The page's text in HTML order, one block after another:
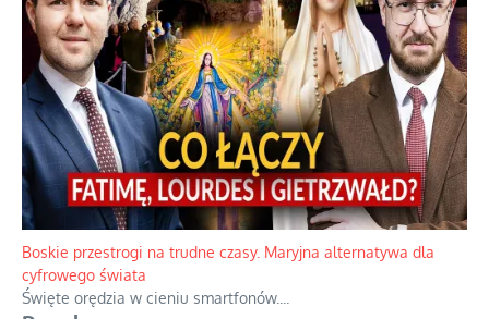
Papieskie innowacje w tradycyjnym różańcu
Gorący dylemat medytacji nad tajemnicami....